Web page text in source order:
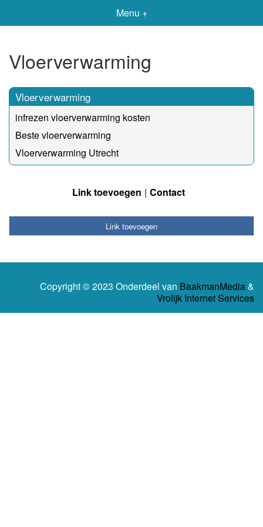
Menu +
Vloerverwarming
Vloerverwarming
infrezen vloerverwarming kosten
Beste vloerverwarming
Vloerverwarming Utrecht
Link toevoegen Contact
Link toevoegen
Copyright © 2023 Onderdeel van BaakmanMedia&
Vrolijk Internet Services